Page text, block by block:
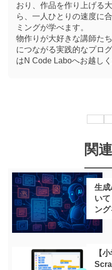
おり、作品を作り上げる
ら、一人ひとりの速度に
ミングが学べます。
物作りが大好きな講師た
につながる実践的なプロ
はN Code Laboへお越し
関
生
い
ン
【